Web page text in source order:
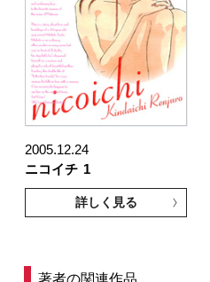
2005.12.24
ニコイチ 1
詳しく見る
著者の関連作品